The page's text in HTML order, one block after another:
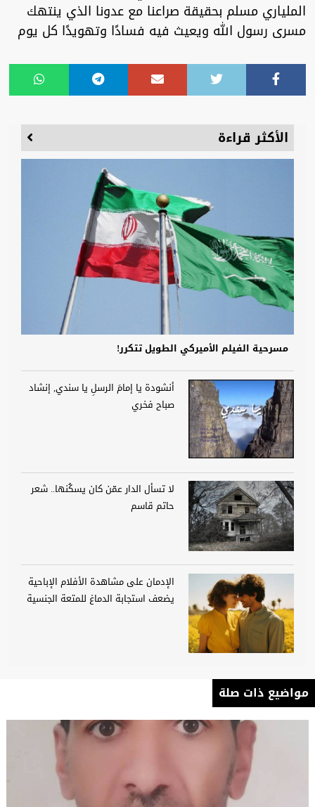
الملياري مسلم بحقيقة صراعنا مع عدونا الذي ينتهك
مسرى رسول الله ويعيث فيه فسادًا وتهويدًا كل يوم
الأكثر قراءة
مسرحية الفيلم الأميركي الطويل تتكرر!
أنشودة يا إمامَ الرسلِ يا سندي, إنشاد
صباح فخري
لا تسأل الدار عمّن كان يسكُنها.. شعر
حاتم قاسم
الإدمان على مشاهدة الأفلام الإباحية
يضعف استجابة الدماغ للمتعة الجنسية
مواضيع ذات صلة